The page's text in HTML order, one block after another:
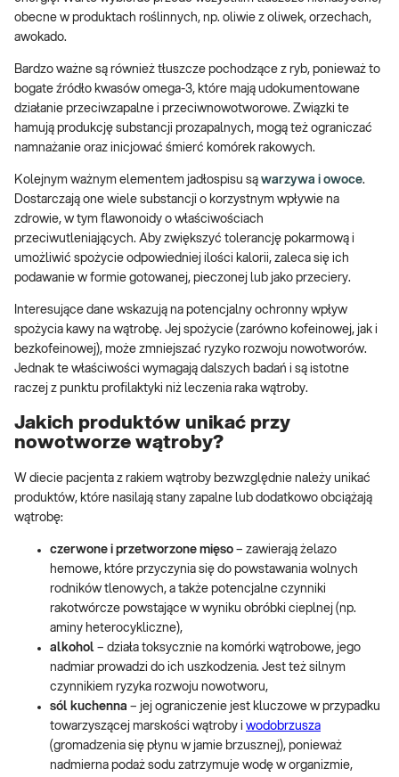
obecne w produktach roślinnych, np. oliwie z oliwek, orzechach,
awokado.
Bardzo ważne są również tłuszcze pochodzące z ryb, ponieważ to
bogate źródło kwasów omega-3, które mają udokumentowane
działanie przeciwzapalne i przeciwnowotworowe. Związki te
hamują produkcję substancji prozapalnych, mogą też ograniczać
namnażanie oraz inicjować śmierć komórek rakowych.
Kolejnym ważnym elementem jadłospisu są warzywa i owoce.
Dostarczają one wiele substancji o korzystnym wpływie na
zdrowie, w tym flawonoidy o właściwościach
przeciwutleniających. Aby zwiększyć tolerancję pokarmową i
umożliwić spożycie odpowiedniej ilości kalorii, zaleca się ich
podawanie w formie gotowanej, pieczonej lub jako przeciery.
Interesujące dane wskazują na potencjalny ochronny wpływ
spożycia kawy na wątrobę. Jej spożycie (zarówno kofeinowej, jak i
bezkofeinowej), może zmniejszać ryzyko rozwoju nowotworów.
Jednak te właściwości wymagają dalszych badań i są istotne
raczej z punktu profilaktyki niż leczenia raka wątroby.
Jakich produktów unikać przy
nowotworze wątroby?
W diecie pacjenta z rakiem wątroby bezwzględnie należy unikać
produktów, które nasilają stany zapalne lub dodatkowo obciążają
wątrobę:
czerwone i przetworzone mięso – zawierają żelazo
hemowe, które przyczynia się do powstawania wolnych
rodników tlenowych, a także potencjalne czynniki
rakotwórcze powstające w wyniku obróbki cieplnej (np.
aminy heterocykliczne),
alkohol – działa toksycznie na komórki wątrobowe, jego
nadmiar prowadzi do ich uszkodzenia. Jest też silnym
czynnikiem ryzyka rozwoju nowotworu,
sól kuchenna – jej ograniczenie jest kluczowe w przypadku
towarzyszącej marskości wątroby i wodobrzusza
(gromadzenia się płynu w jamie brzusznej), ponieważ
nadmierna podaż sodu zatrzymuje wodę w organizmie,